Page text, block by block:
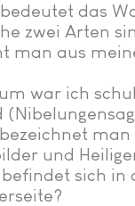
bedeutet das
zwei Arten
man aus
war ich
und
befindet sich